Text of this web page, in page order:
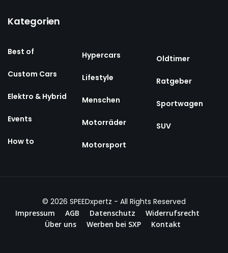
Kategorien
Best of
Custom Cars
Elektro & Hybrid
Events
How to
Hypercars
Lifestyle
Menschen
Motorräder
Motorsport
Oldtimer
Ratgeber
Sportwagen
SUV
© 2026 SPEEDxpertz - All Rights Reserved
Impressum AGB Datenschutz
Widerrufsrecht
Über uns
Werben bei SXP Kontakt